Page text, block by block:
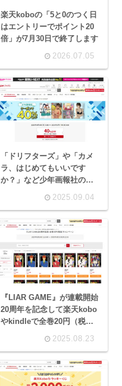
楽天koboの「5と0のつく日
はエントリーでポイント20
倍」が7月30日で終了します
2026.07.05
「ドリフターズ」や「カメ
ラ、はじめてもいいです
か？」など少年画報社の書
2025.09.04
『LIAR GAME』が連載開始
20周年を記念して楽天kobo
やkindleで全巻20円（税込
み22円）のセールを行って
2025.08.23